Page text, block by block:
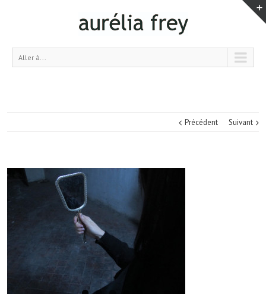
Aller à...
Précédent Suivant